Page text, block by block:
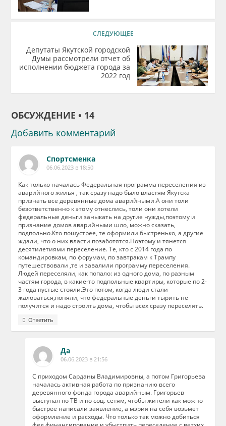
СЛЕДУЮЩЕЕ
Депутаты Якутской городской
Думы рассмотрели отчет об
исполнении бюджета города за
2022 год
ОБСУЖДЕНИЕ • 14
Добавить комментарий
Спортсменка
06.06.2023 в 18:50
Как только началась Федеральная программа переселения из
аварийного жилья , так сразу надо было властям Якутска
признать все деревянные дома аварийными.А они толи
безответственно к этому отнеслись, толи они хотели
федеральные деньги заныкать на другие нужды,поэтому и
признание домов аварийными шло, можно сказать,
подпольно.Кто пошустрее, те оформили быстренько, а другие
ждали, что о них власти позаботятся.Поэтому и тянется
десятилетиями переселение. Те, кто с 2014 года по
командировкам, по форумам, по завтракам к Трампу
путешествовали ,те и завалили программу переселения.
Людей переселяли, как попало: из одного дома, по разным
частям города, в какие-то подпольные квартиры, которые по 2-
3 года пустые стояли.Это потом, когда люди стали
жаловаться,поняли, что федеральные деньги тырить не
получится и надо строить дома, чтобы всех сразу переселять.
Ответить
Да
06.06.2023 в 21:56
С приходом Сарданы Владимировны, а потом Григорьева
началась активная работа по признанию всего
деревянного фонда города аварийным. Григорьев
выступал по ТВ и по соц. сетям, чтобы жители как можно
быстрее написали заявление, а мэрия на себя возьмет
оформление и расходы. Что только так можно добиться